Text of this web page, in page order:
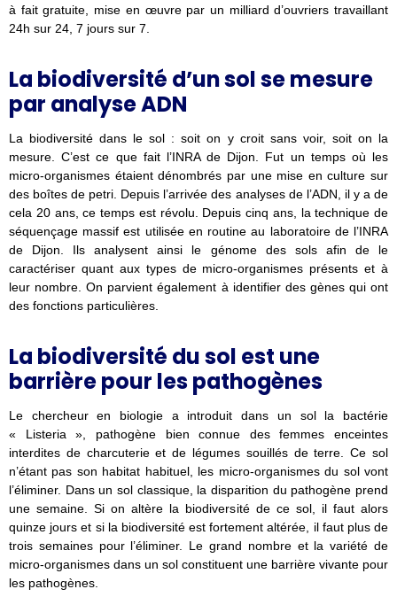
à fait gratuite, mise en œuvre par un milliard d’ouvriers travaillant
24h sur 24, 7 jours sur 7.
La biodiversité d’un sol se mesure
par analyse ADN
La biodiversité dans le sol : soit on y croit sans voir, soit on la
mesure. C’est ce que fait l’INRA de Dijon. Fut un temps où les
micro-organismes étaient dénombrés par une mise en culture sur
des boîtes de petri. Depuis l’arrivée des analyses de l’ADN, il y a de
cela 20 ans, ce temps est révolu. Depuis cinq ans, la technique de
séquençage massif est utilisée en routine au laboratoire de l’INRA
de Dijon. Ils analysent ainsi le génome des sols afin de le
caractériser quant aux types de micro-organismes présents et à
leur nombre. On parvient également à identifier des gènes qui ont
des fonctions particulières.
La biodiversité du sol est une
barrière pour les pathogènes
Le chercheur en biologie a introduit dans un sol la bactérie
« Listeria », pathogène bien connue des femmes enceintes
interdites de charcuterie et de légumes souillés de terre. Ce sol
n’étant pas son habitat habituel, les micro-organismes du sol vont
l’éliminer. Dans un sol classique, la disparition du pathogène prend
une semaine. Si on altère la biodiversité de ce sol, il faut alors
quinze jours et si la biodiversité est fortement altérée, il faut plus de
trois semaines pour l’éliminer. Le grand nombre et la variété de
micro-organismes dans un sol constituent une barrière vivante pour
les pathogènes.